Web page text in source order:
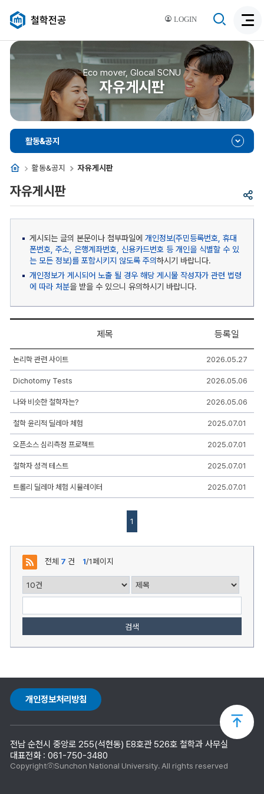
LOGIN
철학전공
색
활
성
색
Eco mover, Glocal SCNU
자유게시판
홈 활동&공지 자유게시판
활동&공지
공
자유게시판
게시되는 글의 본문이나 첨부파일에 개인정보(주민등록번호, 휴대
폰번호, 주소, 은행계좌번호, 신용카드번호 등 개인을 식별할 수 있
는 모든 정보)를 포함시키지 않도록 주의하시기 바랍니다.
개인정보가 게시되어 노출 될 경우 해당 게시물 작성자가 관련 법령
에 따라 처분을 받을 수 있으니 유의하시기 바랍니다.
유
게
시
판
게
시
판
리
트
-
번
호,
제
목,
제목 등록일
논리학 관련 사이트 2026.05.27
Dichotomy Tests 2026.05.06
나와 비슷한 철학자는? 2026.05.06
철학 윤리적 딜레마 체험 2025.07.01
오픈소스 심리측정 프로젝트 2025.07.01
철학자 성격 테스트 2025.07.01
트롤리 딜레마 체험 시뮬레이터 2025.07.01
1
전체 7 건 1/1페이지
검색
개인정보처리방침
전남 순천시 중앙로 255(석현동) E8호관 526호 철학과 사무실
대표전화 : 061-750-3480
CopyrightⓒSunchon National University. All rights reserved
상